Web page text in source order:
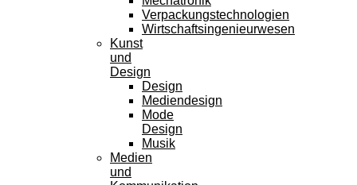
Verpackungstechnologien
Wirtschaftsingenieurwesen
Kunst
und
Design
Design
Mediendesign
Mode
Design
Musik
Medien
und